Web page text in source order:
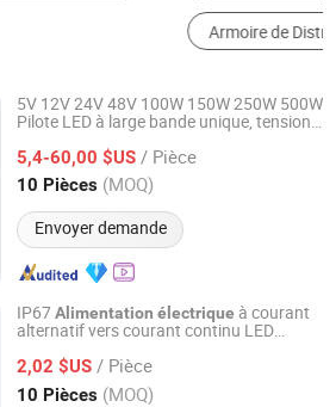
Autre Alimentation & Distribution Électrique
5V 12V 24V 48V 100W 150W 250W 500W
Pilote LED à large bande unique, tension
voltmètre sur rail DIN,alimentation
5,4-60,00 $US / Pièce
10 Pièces (MOQ)
Envoyer demande
Depuis 2014
IP67Alimentation électrique à courant
alternatif vers courant continu LED
Driver 12V 24V Transformateurs
d'éclairage
2,02 $US / Pièce
10 Pièces (MOQ)
Depuis 2014